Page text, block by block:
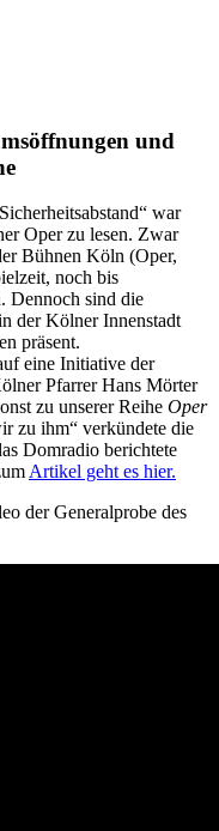
und
war
Oper zu lesen. Zwar
Bühnen Köln (Oper,
noch bis
Dennoch sind die
der Kölner Innenstadt
präsent.
eine Initiative der
Pfarrer Hans Mörter
zu unserer Reihe Oper
zu ihm“ verkündete die
Domradio berichtete
Artikel geht es hier.
der Generalprobe des